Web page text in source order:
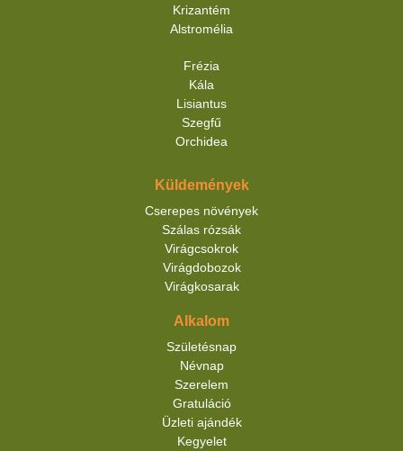
Krizantém
Alstromélia
Frézia
Kála
Lisiantus
Szegfű
Orchidea
Küldemények
Cserepes növények
Szálas rózsák
Virágcsokrok
Virágdobozok
Virágkosarak
Alkalom
Születésnap
Névnap
Szerelem
Gratuláció
Üzleti ajándék
Kegyelet